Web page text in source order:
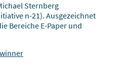
Sternberg
n-21). Ausgezeichnet
Bereiche E-Paper und